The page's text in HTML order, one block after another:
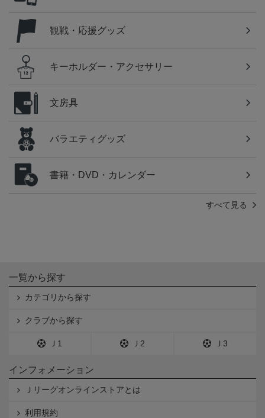
観戦・応援グッズ
キーホルダー・アクセサリー
文房具
バラエティグッズ
書籍・DVD・カレンダー
すべて見る
一覧から探す
カテゴリから探す
クラブから探す
Ｊ1 Ｊ2 Ｊ3
インフォメーション
Ｊリーグオンラインストアとは
利用規約